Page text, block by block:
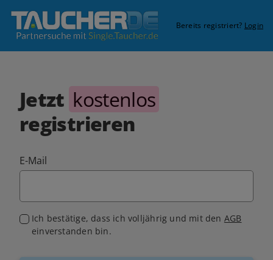
Bereits registriert? Login
Jetzt kostenlos
registrieren
E-Mail
Ich bestätige, dass ich volljährig und mit den AGB
einverstanden bin.